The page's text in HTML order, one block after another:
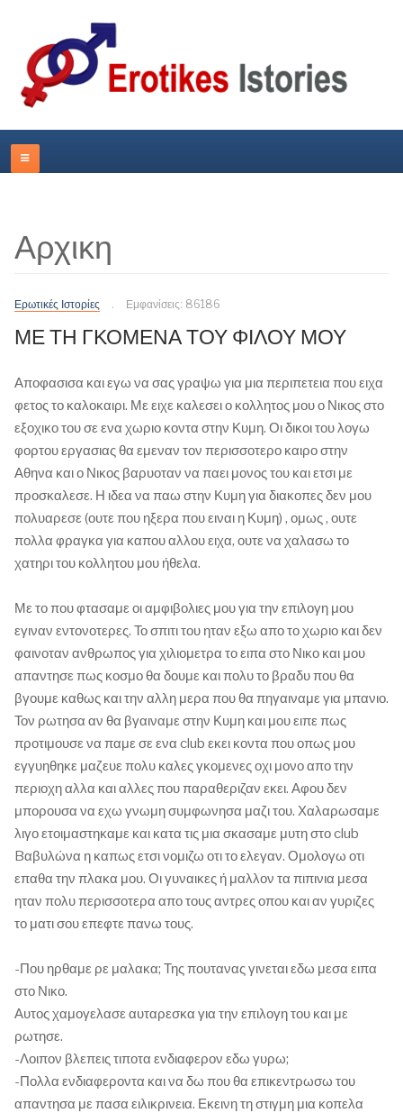
Αρχικη
Ερωτικές Ιστορίες Εμφανίσεις: 86186
ΜΕ ΤΗ ΓΚΟΜΕΝΑ ΤΟΥ ΦΙΛΟΥ ΜΟΥ
Αποφασισα και εγω να σας γραψω για μια περιπετεια που ειχα
φετος το καλοκαιρι. Με ειχε καλεσει ο κολλητος μου ο Νικος στο
εξοχικο του σε ενα χωριο κοντα στην Κυμη. Οι δικοι του λογω
φορτου εργασιας θα εμεναν τον περισσοτερο καιρο στην
Αθηνα και ο Νικος βαρυοταν να παει μονος του και ετσι με
προσκαλεσε. Η ιδεα να παω στην Κυμη για διακοπες δεν μου
πολυαρεσε (ουτε που ηξερα που ειναι η Κυμη) , ομως , ουτε
πολλα φραγκα για καπου αλλου ειχα, ουτε να χαλασω το
χατηρι του κολλητου μου ήθελα.
Με το που φτασαμε οι αμφιβολιες μου για την επιλογη μου
εγιναν εντονοτερες. Το σπιτι του ηταν εξω απο το χωριο και δεν
φαινοταν ανθρωπος για χιλιομετρα το ειπα στο Νικο και μου
απαντησε πως κοσμο θα δουμε και πολυ το βραδυ που θα
βγουμε καθως και την αλλη μερα που θα πηγαιναμε για μπανιο.
Τον ρωτησα αν θα βγαιναμε στην Κυμη και μου ειπε πως
προτιμουσε να παμε σε ενα club εκει κοντα που οπως μου
εγγυηθηκε μαζευε πολυ καλες γκομενες οχι μονο απο την
περιοχη αλλα και αλλες που παραθεριζαν εκει. Αφου δεν
μπορουσα να εχω γνωμη συμφωνησα μαζι του. Χαλαρωσαμε
λιγο ετοιμαστηκαμε και κατα τις μια σκασαμε μυτη στο club
Bαβυλώνα η καπως ετσι νομιζω οτι το ελεγαν. Ομολογω οτι
επαθα την πλακα μου. Οι γυναικες ή μαλλον τα πιπινια μεσα
ηταν πολυ περισσοτερα απο τους αντρες οπου και αν γυριζες
το ματι σου επεφτε πανω τους.
-Που ηρθαμε ρε μαλακα; Της πουτανας γινεται εδω μεσα ειπα
στο Νικο.
Αυτος χαμογελασε αυταρεσκα για την επιλογη του και με
ρωτησε.
-Λοιπον βλεπεις τιποτα ενδιαφερον εδω γυρω;
-Πολλα ενδιαφεροντα και να δω που θα επικεντρωσω του
απαντησα με πασα ειλικρινεια. Εκεινη τη στιγμη μια κοπελα